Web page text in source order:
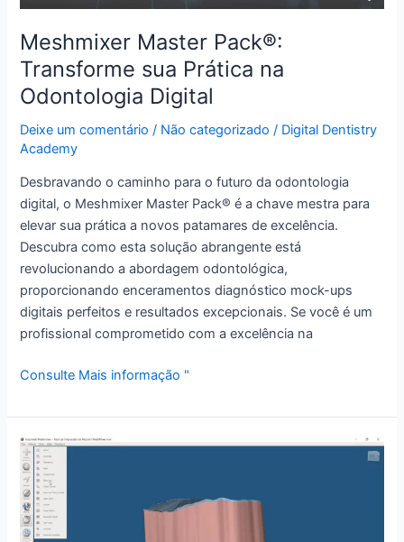
Meshmixer Master Pack®:
Transforme sua Prática na
Odontologia Digital
Deixe um comentário / Não categorizado / Digital Dentistry
Academy
Desbravando o caminho para o futuro da odontologia
digital, o Meshmixer Master Pack® é a chave mestra para
elevar sua prática a novos patamares de excelência.
Descubra como esta solução abrangente está
revolucionando a abordagem odontológica,
proporcionando enceramentos diagnóstico mock-ups
digitais perfeitos e resultados excepcionais. Se você é um
profissional comprometido com a excelência na
Consulte Mais informação "
Mockup
digital
odontologico
com
Autodesk